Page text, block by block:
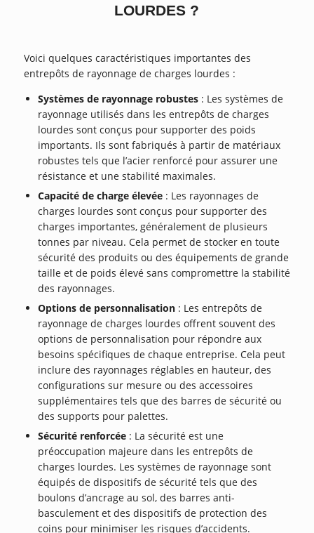
LOURDES ?
Voici quelques caractéristiques importantes des
entrepôts de rayonnage de charges lourdes :
Systèmes de rayonnage robustes : Les systèmes de
rayonnage utilisés dans les entrepôts de charges
lourdes sont conçus pour supporter des poids
importants. Ils sont fabriqués à partir de matériaux
robustes tels que l’acier renforcé pour assurer une
résistance et une stabilité maximales.
Capacité de charge élevée : Les rayonnages de
charges lourdes sont conçus pour supporter des
charges importantes, généralement de plusieurs
tonnes par niveau. Cela permet de stocker en toute
sécurité des produits ou des équipements de grande
taille et de poids élevé sans compromettre la stabilité
des rayonnages.
Options de personnalisation : Les entrepôts de
rayonnage de charges lourdes offrent souvent des
options de personnalisation pour répondre aux
besoins spécifiques de chaque entreprise. Cela peut
inclure des rayonnages réglables en hauteur, des
configurations sur mesure ou des accessoires
supplémentaires tels que des barres de sécurité ou
des supports pour palettes.
Sécurité renforcée : La sécurité est une
préoccupation majeure dans les entrepôts de
charges lourdes. Les systèmes de rayonnage sont
équipés de dispositifs de sécurité tels que des
boulons d’ancrage au sol, des barres anti-
basculement et des dispositifs de protection des
coins pour minimiser les risques d’accidents.